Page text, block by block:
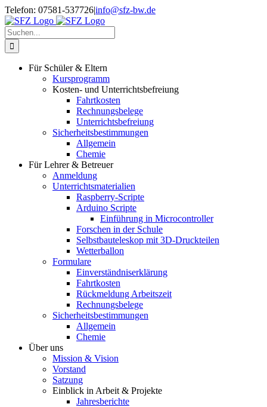
Zum
Inhalt
springen
Telefon: 07581-537726|info@sfz-bw.de
Suche
nach:
Für Schüler & Eltern
Kursprogramm
Kosten- und Unterrichtsbefreiung
Fahrtkosten
Rechnungsbelege
Unterrichtsbefreiung
Sicherheitsbestimmungen
Allgemein
Chemie
Für Lehrer & Betreuer
Anmeldung
Unterrichtsmaterialien
Raspberry-Scripte
Arduino Scripte
Einführung in Microcontroller
Forschen in der Schule
Selbstbauteleskop mit 3D-Druckteilen
Wetterballon
Formulare
Einverständniserklärung
Fahrtkosten
Rückmeldung Arbeitszeit
Rechnungsbelege
Sicherheitsbestimmungen
Allgemein
Chemie
Über uns
Mission & Vision
Vorstand
Satzung
Einblick in Arbeit & Projekte
Jahresberichte